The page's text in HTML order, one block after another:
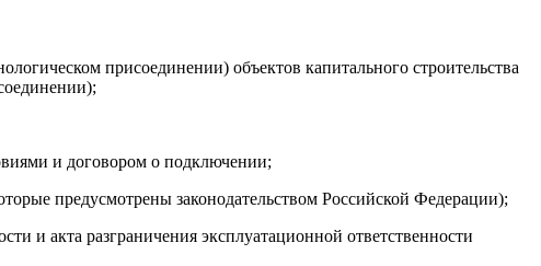
присоединении) объектов капитального строительства
и договором о подключении;
предусмотрены законодательством Российской Федерации);
и акта разграничения эксплуатационной ответственности